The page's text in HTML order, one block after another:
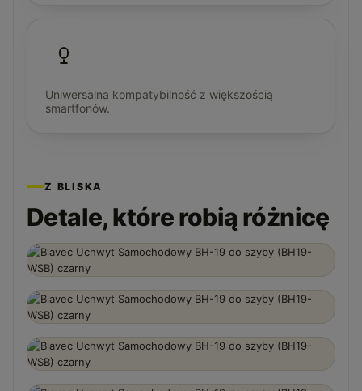
Uniwersalna kompatybilność z większością
smartfonów.
Z BLISKA
Detale, które robią różnicę